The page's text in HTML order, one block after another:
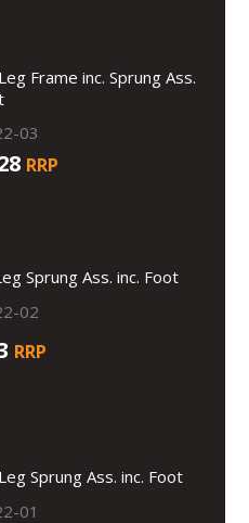
Frame inc. Sprung Ass.
03
RRP
Sprung Ass. inc. Foot
02
RRP
Sprung Ass. inc. Foot
01